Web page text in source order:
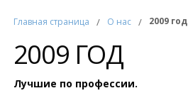
Главная страница / О нас / 2009 год
2009 ГОД
Лучшие по профессии.